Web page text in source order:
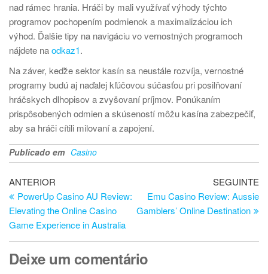
nad rámec hrania. Hráči by mali využívať výhody týchto
programov pochopením podmienok a maximalizáciou ich
výhod. Ďalšie tipy na navigáciu vo vernostných programoch
nájdete naodkaz1.
Na záver, keďže sektor kasín sa neustále rozvíja, vernostné
programy budú aj naďalej kľúčovou súčasťou pri posilňovaní
hráčskych dlhopisov a zvyšovaní príjmov. Ponúkaním
prispôsobených odmien a skúseností môžu kasína zabezpečiť,
aby sa hráči cítili milovaní a zapojení.
Publicado em Casino
Navegação
de
artigos
Artigo
anterior
ANTERIOR
PowerUp Casino AU Review:
Elevating the Online Casino
Game Experience in Australia
SEGUINTE
Emu Casino Review: Aussie
Gamblers’ Online Destination
Deixe um comentário